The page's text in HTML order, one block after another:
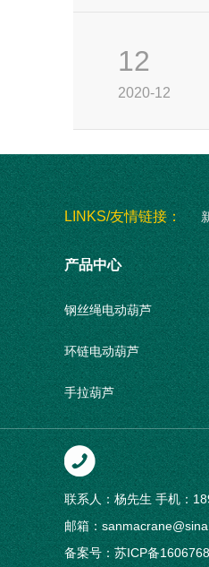
12
2020-12
LINKS/友情链接：
产品中心
钢丝绳电动葫芦
环链电动葫芦
手拉葫芦
柱式悬臂起重机
壁式悬臂起重机
移动式悬臂起重机
旋臂吊
联系人：杨先生 手机：
邮箱：
备案号： 苏ICP备